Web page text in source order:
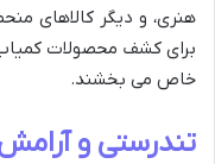
هنری، و دیگر کالاهای
برای کشف محصولات
خاص می بخشند.
تندرستی و